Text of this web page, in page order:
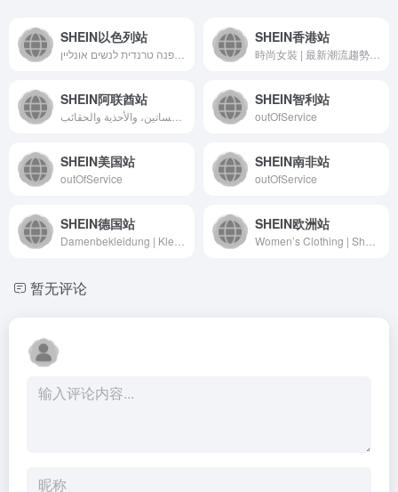
SHEIN以色列站 SHEIN香港站
SHEIN阿联酋站 SHEIN智利站
outOfService
SHEIN美国站
outOfService
SHEIN南非站
outOfService
SHEIN德国站 SHEIN欧洲站
暂无评论